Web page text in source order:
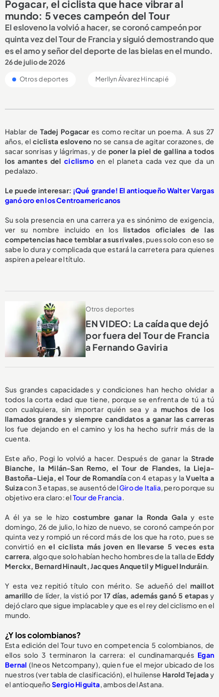
Pogacar, el ciclista que hace vibrar al
mundo: 5 veces campeón del Tour
El esloveno la volvió a hacer, se coronó campeón por
quinta vez del Tour de Francia y siguió demostrando que
es el amo y señor del deporte de las bielas en el mundo.
26 de julio de 2026
Otros deportes Merllyn Álvarez Hincapié
Hablar de Tadej Pogacar es como recitar un poema. A sus 27
años, el ciclista esloveno no se cansa de agitar corazones, de
sacar sonrisas y lágrimas, y de poner la piel de gallina a todos
los amantes delciclismoen el planeta cada vez que da un
pedalazo.
Le puede interesar: ¡Qué grande! El antioqueño Walter Vargas
ganó oro en los Centroamericanos
Su sola presencia en una carrera ya es sinónimo de exigencia,
ver su nombre incluido en los listados oficiales de las
competencias hace temblar a sus rivales, pues solo con eso se
sabe lo dura y complicada que estará la carretera para quienes
aspiren a pelear el título.
Otros deportes
EN VIDEO: La caída que dejó
por fuera del Tour de Francia
a Fernando Gaviria
Sus grandes capacidades y condiciones han hecho olvidar a
todos la corta edad que tiene, porque se enfrenta de tú a tú
con cualquiera, sin importar quién sea y a muchos de los
llamados grandes y siempre candidatos a ganar las carreras
los fue dejando en el camino y los ha hecho sufrir más de la
cuenta.
Este año, Pogi lo volvió a hacer. Después de ganar la Strade
Bianche, la Milán-San Remo, el Tour de Flandes, la Lieja-
Bastoña-Lieja, el Tour de Romandíacon 4 etapas y laVuelta a
Suizacon 3 etapas, se ausentó delGiro de Italia, pero porque su
objetivo era claro: elTour de Francia.
A él ya se le hizo costumbre ganar la Ronda Galay este
domingo, 26 de julio, lo hizo de nuevo, se coronó campeón por
quinta vez y rompió un récord más de los que ha roto, pues se
convirtió enel ciclista más joven en llevarse 5 veces esta
carrera, algo que solo habían hecho hombres de la talla de Eddy
Merckx, Bernard Hinault, Jacques Anquetil y Miguel Induráin.
Y esta vez repitió título con mérito. Se adueñó del maillot
amarillo de líder, la vistió por17 días, además ganó 5 etapas y
dejó claro que sigue implacable y que es el rey del ciclismo en el
mundo.
¿Y los colombianos?
Esta edición del Tour tuvo en competencia 5 colombianos, de
ellos solo 3 terminaron la carrera: el cundinamarqués Egan
Bernal (Ineos Netcompany), quien fue el mejor ubicado de los
nuestros (ver tabla de clasificación), el huilense Harold Tejaday
el antioqueñoSergio Higuita, ambos del Astana.